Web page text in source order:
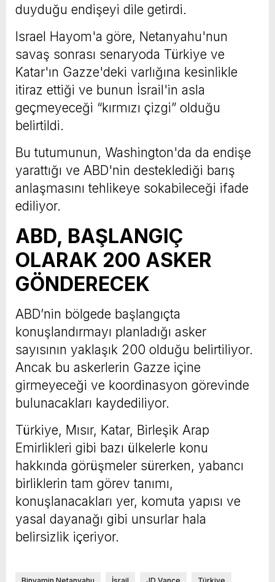
duyduğu endişeyi dile getirdi.
Israel Hayom'a göre, Netanyahu'nun
savaş sonrası senaryoda Türkiye ve
Katar'ın Gazze'deki varlığına kesinlikle
itiraz ettiği ve bunun İsrail'in asla
geçmeyeceği “kırmızı çizgi” olduğu
belirtildi.
Bu tutumunun, Washington'da da endişe
yarattığı ve ABD'nin desteklediği barış
anlaşmasını tehlikeye sokabileceği ifade
ediliyor.
ABD, BAŞLANGIÇ
OLARAK 200 ASKER
GÖNDERECEK
ABD’nin bölgede başlangıçta
konuşlandırmayı planladığı asker
sayısının yaklaşık 200 olduğu belirtiliyor.
Ancak bu askerlerin Gazze içine
girmeyeceği ve koordinasyon görevinde
bulunacakları kaydediliyor.
Türkiye, Mısır, Katar, Birleşik Arap
Emirlikleri gibi bazı ülkelerle konu
hakkında görüşmeler sürerken, yabancı
birliklerin tam görev tanımı,
konuşlanacakları yer, komuta yapısı ve
yasal dayanağı gibi unsurlar hala
belirsizlik içeriyor.